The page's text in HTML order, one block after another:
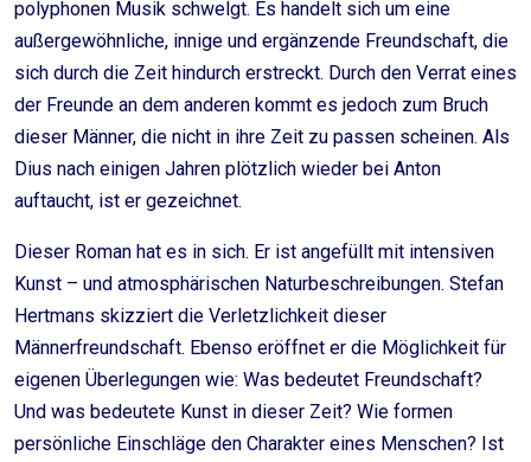
polyphonen Musik schwelgt. Es handelt sich um eine
außergewöhnliche, innige und ergänzende Freundschaft, die
sich durch die Zeit hindurch erstreckt. Durch den Verrat eines
der Freunde an dem anderen kommt es jedoch zum Bruch
dieser Männer, die nicht in ihre Zeit zu passen scheinen. Als
Dius nach einigen Jahren plötzlich wieder bei Anton
auftaucht, ist er gezeichnet.
Dieser Roman hat es in sich. Er ist angefüllt mit intensiven
Kunst – und atmosphärischen Naturbeschreibungen. Stefan
Hertmans skizziert die Verletzlichkeit dieser
Männerfreundschaft. Ebenso eröffnet er die Möglichkeit für
eigenen Überlegungen wie: Was bedeutet Freundschaft?
Und was bedeutete Kunst in dieser Zeit? Wie formen
persönliche Einschläge den Charakter eines Menschen? Ist